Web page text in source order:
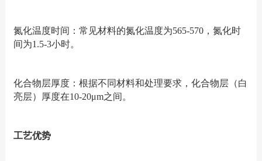
氮化温度时间：常见材料的氮化温度为565-570，氮化时
间为1.5-3小时。
化合物层厚度：根据不同材料和处理要求，化合物层（白
亮层）厚度在10-20μm之间。
工艺优势